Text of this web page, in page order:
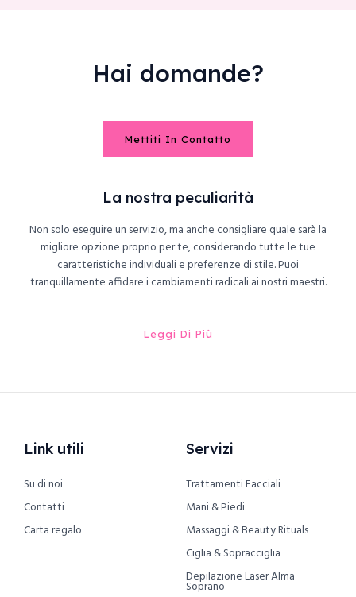
Hai domande?
Mettiti In Contatto
La nostra peculiarità
Non solo eseguire un servizio, ma anche consigliare quale sarà la
migliore opzione proprio per te, considerando tutte le tue
caratteristiche individuali e preferenze di stile. Puoi
tranquillamente affidare i cambiamenti radicali ai nostri maestri.
Leggi Di Più
Link utili
Su di noi
Contatti
Carta regalo
Servizi
Trattamenti Facciali
Mani & Piedi
Massaggi & Beauty Rituals
Ciglia & Sopracciglia
Depilazione Laser Alma
Soprano